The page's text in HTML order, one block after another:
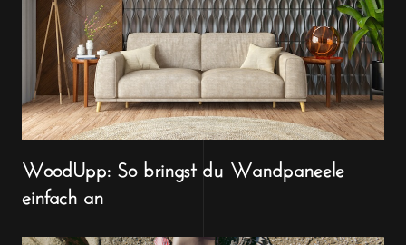
WoodUpp: So bringst du Wandpaneele
einfach an